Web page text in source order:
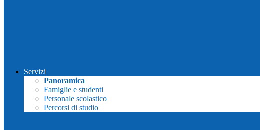
Servizi
Panoramica
Famiglie e studenti
Personale scolastico
Percorsi di studio